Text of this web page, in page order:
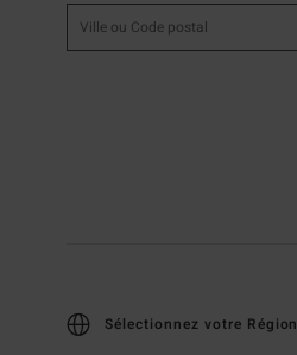
Sélectionnez votre Région